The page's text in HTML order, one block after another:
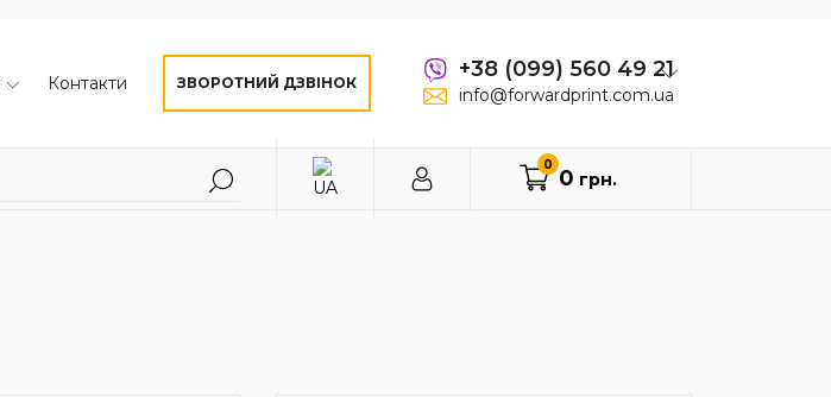
Контакти ЗВОРОТНИЙ ДЗВІНОК
+38 (099) 560 49 21
info@forwardprint.com.ua
0
0 грн.